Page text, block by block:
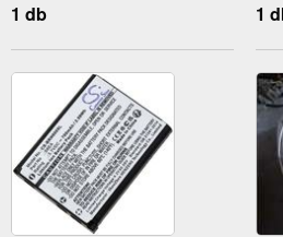
1 db 1